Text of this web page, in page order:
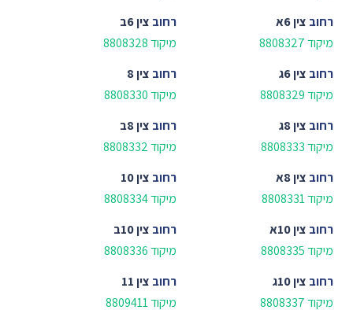
רחוב צין 6א
מיקוד 8808327
רחוב צין 6ב
מיקוד 8808328
רחוב צין 6ג
מיקוד 8808329
רחוב צין 8
מיקוד 8808330
רחוב צין 8ג
מיקוד 8808333
רחוב צין 8ב
מיקוד 8808332
רחוב צין 8א
מיקוד 8808331
רחוב צין 10
מיקוד 8808334
רחוב צין 10א
מיקוד 8808335
רחוב צין 10ב
מיקוד 8808336
רחוב צין 10ג
מיקוד 8808337
רחוב צין 11
מיקוד 8809411